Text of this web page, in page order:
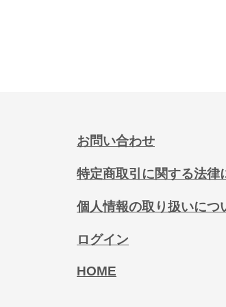
お問い合わせ
特定商取引に関する法律
個人情報の取り扱いにつ
ログイン
HOME